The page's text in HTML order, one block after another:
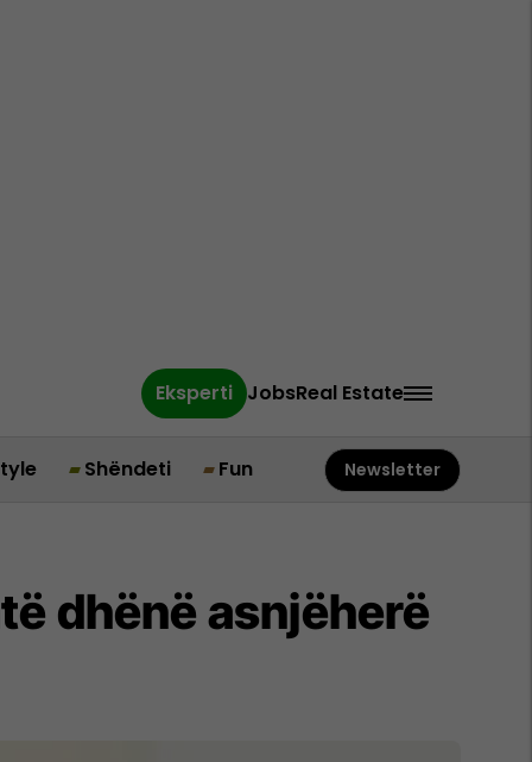
Eksperti JobsReal Estate
Shëndeti Fun Newsletter
dhënë asnjëherë